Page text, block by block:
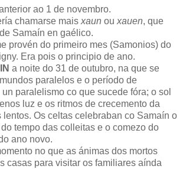
ao 1 de novembro.
chamarse mais xaun ou xauen, que
Samaín en gaélico.
provén do primeiro mes (Samonios) do
Era pois o principio de ano.
a noite do 31 de outubro, na que se
paralelos e o período de
paralelismo co que sucede fóra; o sol
luz e os ritmos de crecemento da
lentos. Os celtas celebraban co Samaín o
tempo das colleitas e o comezo do
ano novo.
no que as ánimas dos mortos
casas para visitar os familiares aínda